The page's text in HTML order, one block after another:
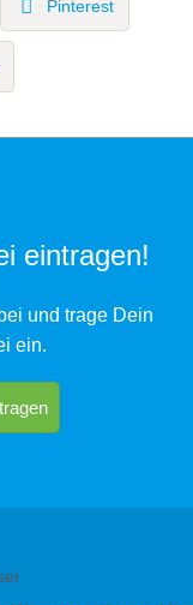
Pinterest
eintragen!
und trage Dein
ein.